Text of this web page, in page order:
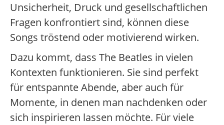
Unsicherheit, Druck und gesellschaftlichen
Fragen konfrontiert sind, können diese
Songs tröstend oder motivierend wirken.
Dazu kommt, dass The Beatles in vielen
Kontexten funktionieren. Sie sind perfekt
für entspannte Abende, aber auch für
Momente, in denen man nachdenken oder
sich inspirieren lassen möchte. Für viele